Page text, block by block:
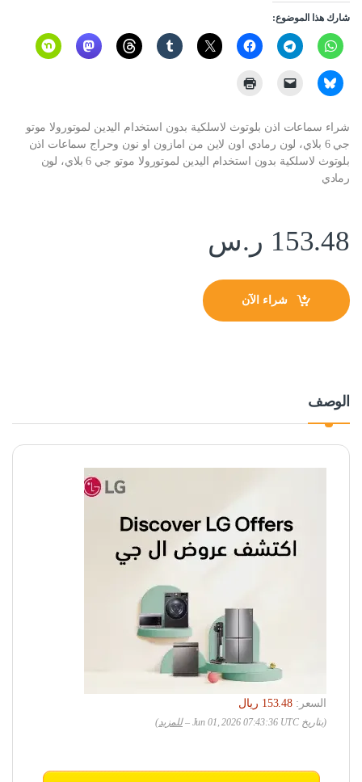
شارك هذا الموضوع:
شراء سماعات اذن بلوتوث لاسلكية بدون استخدام اليدين لموتورولا موتو
جي 6 بلاي، لون رمادي اون لاين من امازون او نون وحراج سماعات اذن
بلوتوث لاسلكية بدون استخدام اليدين لموتورولا موتو جي 6 بلاي، لون
رمادي
153.48 ر.س
شراء الآن
الوصف
السعر:
‏153.48 ريال
(بتاريخ Jun 01, 2026 07:43:36 UTC – للمزيد)